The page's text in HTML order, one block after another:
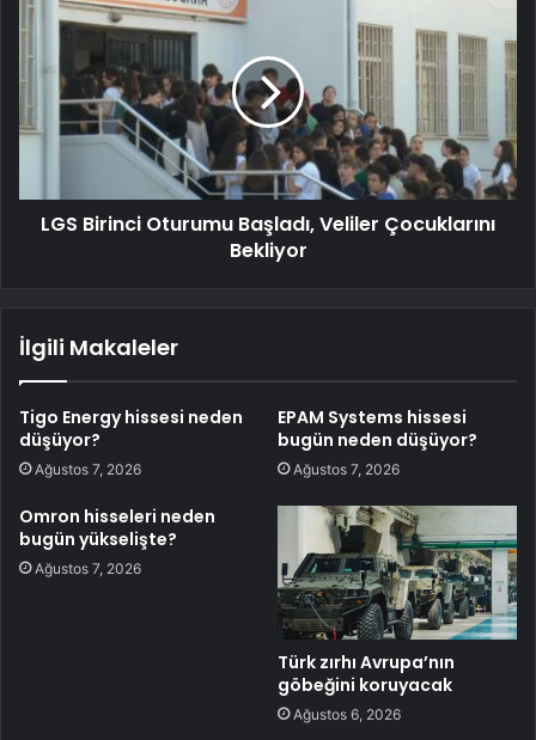
LGS Birinci Oturumu Başladı, Veliler Çocuklarını
Bekliyor
İlgili Makaleler
Tigo Energy hissesi neden
düşüyor?
Ağustos 7, 2026
EPAM Systems hissesi
bugün neden düşüyor?
Ağustos 7, 2026
Omron hisseleri neden
bugün yükselişte?
Ağustos 7, 2026
Türk zırhı Avrupa’nın
göbeğini koruyacak
Ağustos 6, 2026